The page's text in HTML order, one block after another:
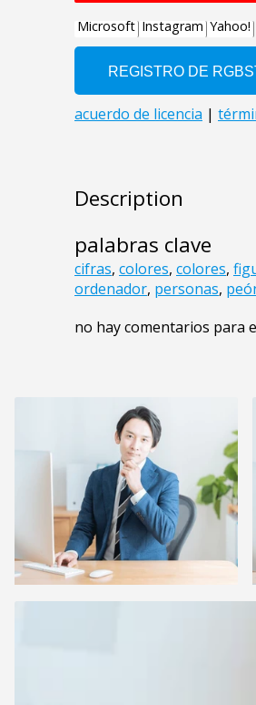
Description
palabras clave
cifras, colores, colores,
ordenador, personas,
no hay comentarios para